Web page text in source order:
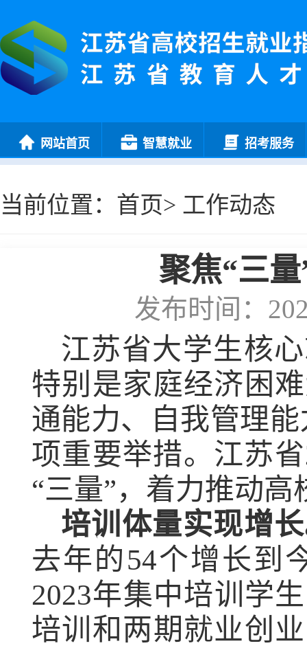
网站首页 智慧就业 招考服务
当前位置： 首页> 工作动态
聚焦“三
发布时间：
江苏省大学生核
特别是家庭经济困难
通能力、自我管理
项重要举措。江苏省
“三量”，着力推动
培训体量实现增
去年的54个增长到
2023年集中培训学生
培训和两期就业创